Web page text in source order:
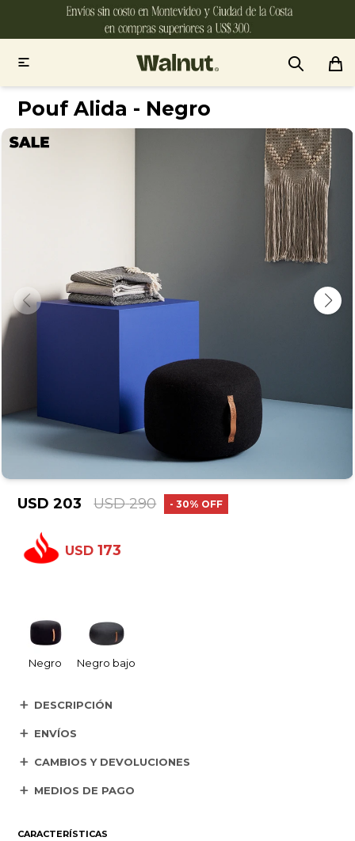

Pouf Alida - Negro
USD 203 USD 290 30
USD 173
Negro Negro bajo
DESCRIPCIÓN
ENVÍOS
CAMBIOS Y DEVOLUCIONES
MEDIOS DE PAGO
CARACTERÍSTICAS